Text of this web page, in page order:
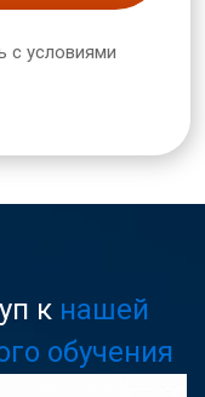
с условиями
к нашей
обучения